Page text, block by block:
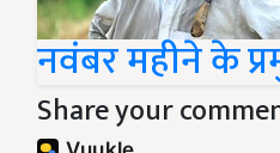
नवंबर महीने के
Share your